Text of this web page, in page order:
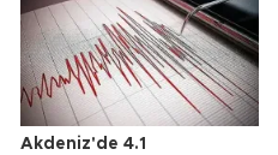
Akdeniz'de 4.1